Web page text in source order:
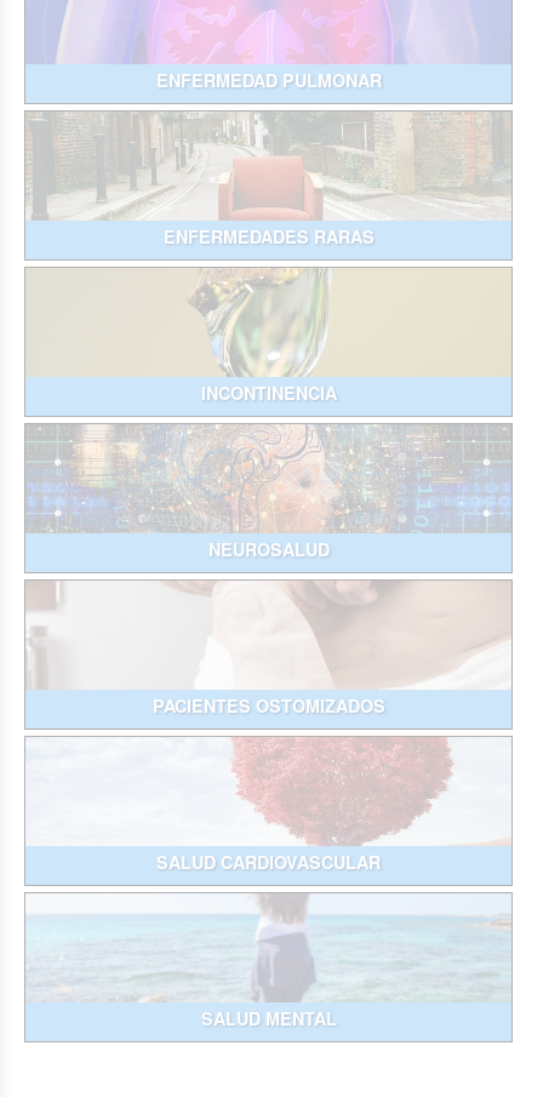
ENFERMEDAD PULMONAR
ENFERMEDADES RARAS
INCONTINENCIA
NEUROSALUD
PACIENTES OSTOMIZADOS
SALUD CARDIOVASCULAR
SALUD MENTAL